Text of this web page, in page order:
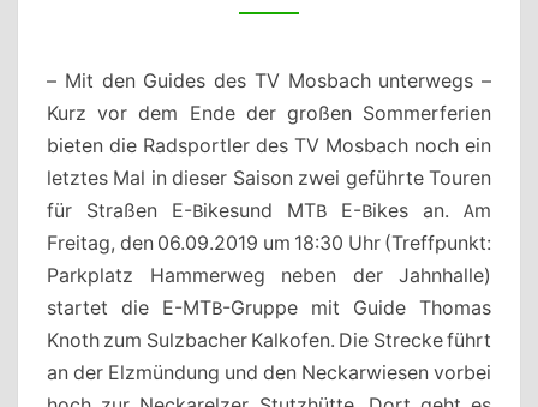
E-
– Mit den Guides des TV Mosbach unterwegs –
Kurz vor dem Ende der großen Sommerferien
bieten die Radsportler des TV Mosbach noch ein
letztes Mal in dieser Saison zwei geführte Touren
für Straßen E-Bikesund MTB E-Bikes an. Am
Freitag, den 06.09.2019 um 18:30 Uhr (Treffpunkt:
Parkplatz Hammerweg neben der Jahnhalle)
startet die E-MTB-Gruppe mit Guide Thomas
Knoth zum Sulzbacher Kalkofen. Die Strecke führt
an der Elzmündung und den Neckarwiesen vorbei